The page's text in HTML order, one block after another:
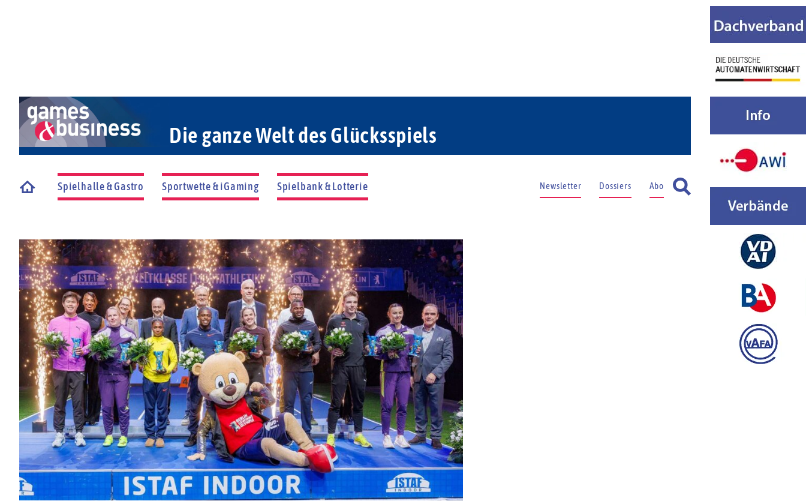
Die ganze Welt des Glücksspiels
Spielhalle & Gastro Sportwette & iGaming Spielbank & Lotterie Newsletter Dossiers Abo